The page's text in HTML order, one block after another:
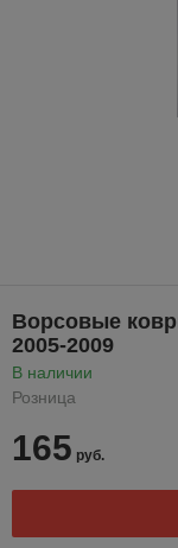
Ворсовые
2005-2009
В наличии
Розница
165 руб.